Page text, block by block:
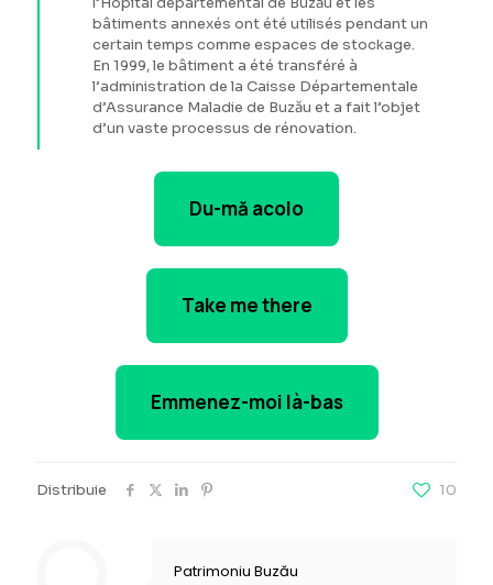
bâtiments annexés ont été utilisés pendant un
certain temps comme espaces de stockage.
En 1999, le bâtiment a été transféré à
l’administration de la Caisse Départementale
d’Assurance Maladie de Buzău et a fait l’objet
d’un vaste processus de rénovation.
Du-mă acolo
Take me there
Emmenez-moi là-bas
Distribuie 10
Patrimoniu Buzău